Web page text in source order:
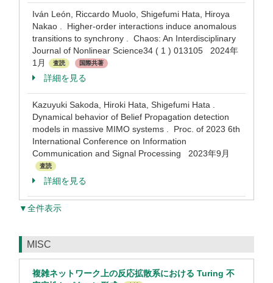
Iván León, Riccardo Muolo, Shigefumi Hata, Hiroya
Nakao . Higher-order interactions induce anomalous
transitions to synchrony . Chaos: An Interdisciplinary
Journal of Nonlinear Science34 ( 1 ) 013105 2024年
1月
査読 国際共著
詳細を見る
Kazuyuki Sakoda, Hiroki Hata, Shigefumi Hata .
Dynamical behavior of Belief Propagation detection
models in massive MIMO systems . Proc. of 2023 6th
International Conference on Information
Communication and Signal Processing 2023年9月
査読
詳細を見る
▼全件表示
MISC
複雑ネットワーク上の反応拡散系における Turing 不